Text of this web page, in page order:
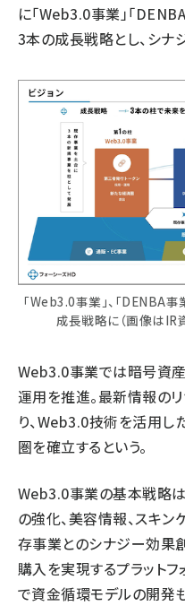
に「Web3.0事業」「
3本の成長戦略とし、シナ
「Web3.0事業」、「DENBA
成長戦略に（画像はIR
Web3.0事業では暗号資産
運用を推進。最新情報の
り、Web3.0技術を活用
圏を確立するという。
Web3.0事業の基本戦略は
の強化、美容情報、スキ
存事業とのシナジー効果
購入を実現するプラット
で資金循環モデルの開発